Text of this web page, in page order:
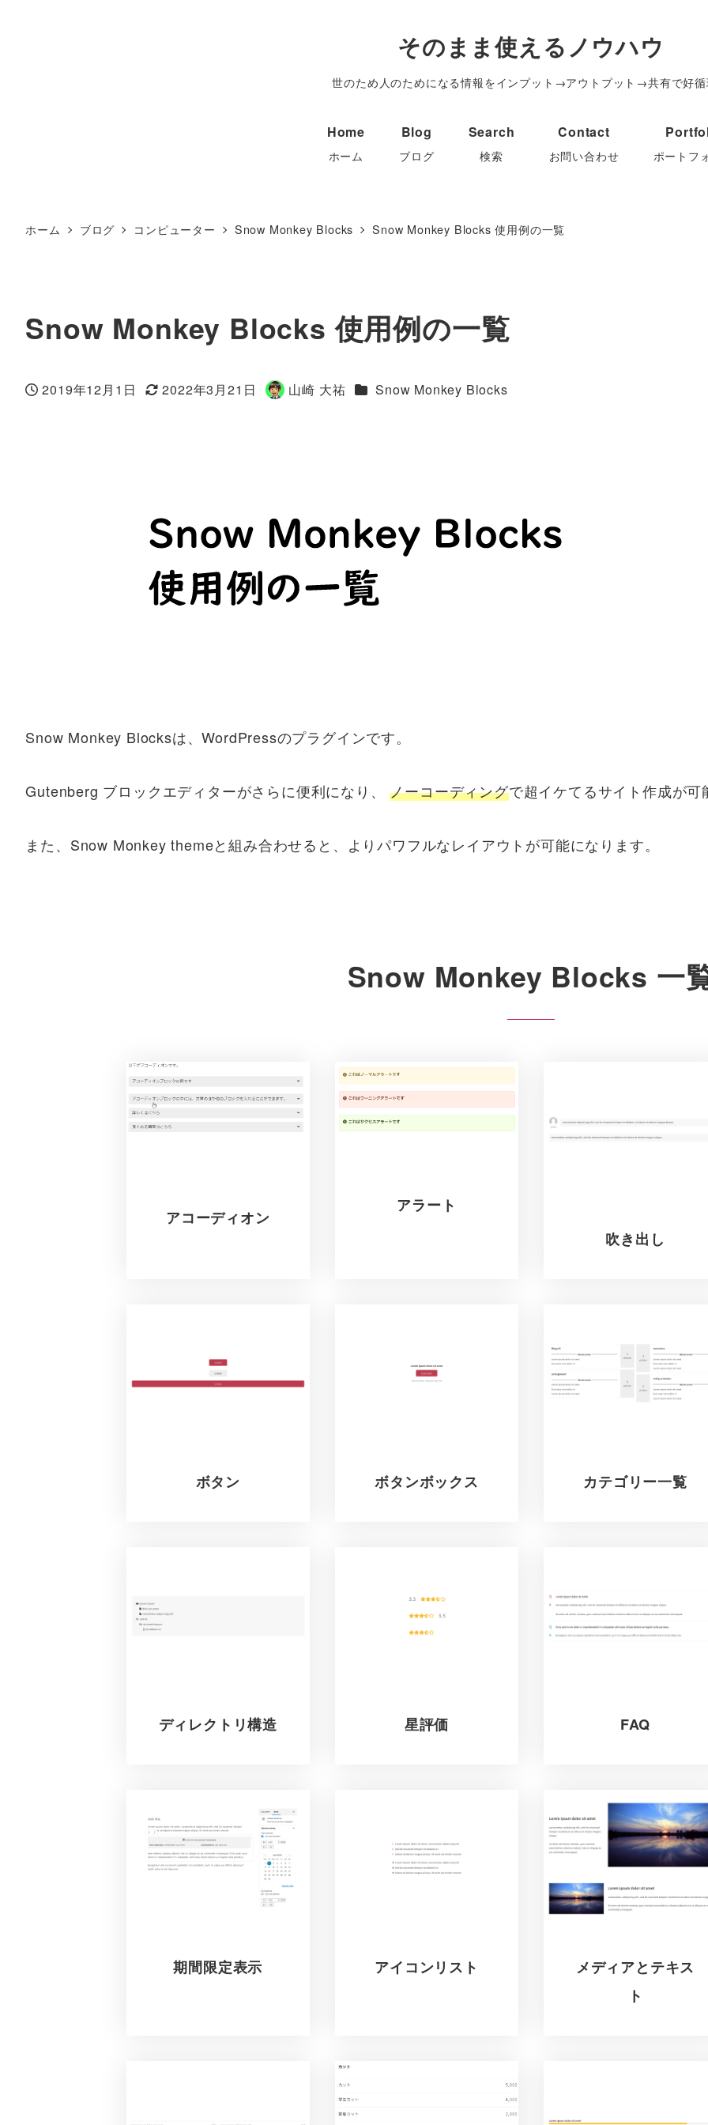
そのまま使えるノウハウ
世のため人のためになる情報をインプット→アウトプット→共有で好
Home
ホーム
Blog
ブログ
Search
検索
Contact
お問い合わせ ポートフ
ホーム ブログ コンピューター Snow Monkey Blocks Snow Monkey Blocks 使用例の一覧
Snow Monkey Blocks 使用例の一覧
投稿日
2019年12月1日
更新日
2022年3月21日
著
山崎 大祐 カテゴリー
Snow Monkey Blocks
Snow Monkey Blocksは、WordPressのプラグインです。
Gutenberg ブロックエディターがさらに便利になり、ノーコーディングで超イケてるサイト作成が可
また、Snow Monkey themeと組み合わせると、よりパワフルなレイアウトが可能になります。
Snow Monkey Blocks 一
アコーディオン
アラート
吹き出し
ボタン ボタンボックス カテゴリー一覧
ディレクトリ構造 星評価 FAQ
期間限定表示 アイコンリスト
メディアとテキス
ト